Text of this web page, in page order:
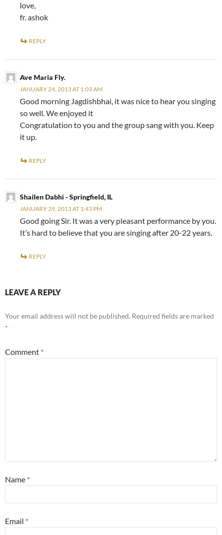
love,
fr. ashok
REPLY
Ave Maria Fly.
JANUARY 24, 2013 AT 1:03 AM
Good morning Jagdishbhai, it was nice to hear you singing
so well. We enjoyed it
Congratulation to you and the group sang with you. Keep
it up.
REPLY
Shailen Dabhi - Springfield, IL
JANUARY 29, 2013 AT 1:43 PM
Good going Sir. It was a very pleasant performance by you.
It’s hard to believe that you are singing after 20-22 years.
REPLY
LEAVE A REPLY
Your email address will not be published. Required fields are marked
*
Comment *
Name *
Email *